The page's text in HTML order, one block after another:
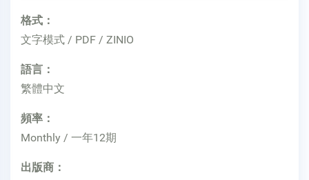
格式：
文字模式 / PDF / ZINIO
語言：
繁體中文
頻率：
Monthly / 一年12期
出版商：